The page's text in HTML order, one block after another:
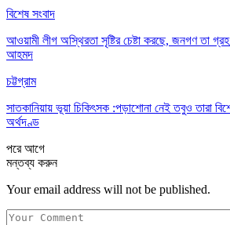
বিশেষ সংবাদ
আওয়ামী লীগ অস্থিরতা সৃষ্টির চেষ্টা করছে, জনগণ তা
আহমদ
চট্টগ্রাম
সাতকানিয়ায় ভূয়া চিকিৎসক :পড়াশোনা নেই তবুও তারা
অর্থদণ্ড
পরেআগে
মন্তব্য করুন
Your email address will not be published.